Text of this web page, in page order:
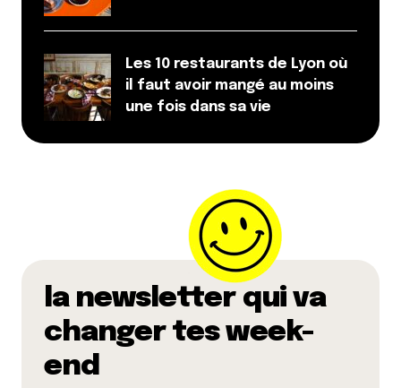
Les 10 restaurants de Lyon où
il faut avoir mangé au moins
une fois dans sa vie
la newsletter qui va
changer tes week-
end